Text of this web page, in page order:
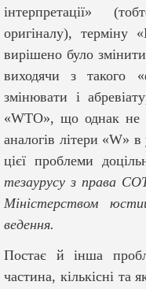
інтерпретації»
оригіналу), терміну
вирішено було
виходячи з такого
змінювати і
«WTO», що однак не
аналогів літери «W» в
цієї проблеми
тезаурусу з права
Міністерством
ведення.
Постає й інша
частина, кількісні та